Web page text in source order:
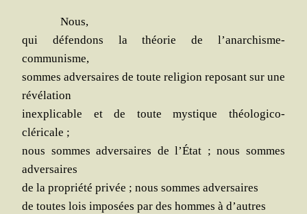
Nous,
qui défen­dons la théo­rie de l’anarchisme-
communisme,
sommes adver­saires de toute reli­gion repo­sant sur une
révélation
inex­pli­cable et de toute mys­tique théologico-
cléricale ;
nous sommes adver­saires de l’État ; nous sommes
adversaires
de la pro­prié­té pri­vée ; nous sommes adversaires
de toutes lois impo­sées par des hommes à d’autres